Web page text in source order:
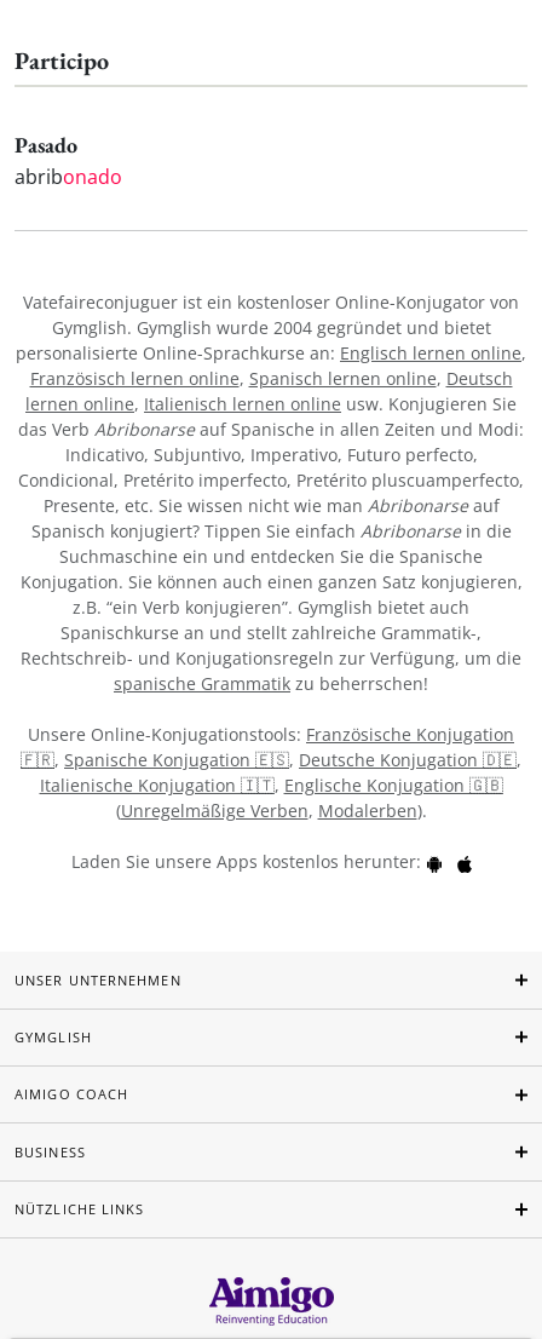
Participo
Pasado
abribonado
Vatefaireconjuguer ist ein kostenloser Online-Konjugator von
Gymglish. Gymglish wurde 2004 gegründet und bietet
personalisierte Online-Sprachkurse an: Englisch lernen online,
Französisch lernen online, Spanisch lernen online, Deutsch
lernen online, Italienisch lernen online usw. Konjugieren Sie
das Verb Abribonarseauf Spanische in allen Zeiten und Modi:
Indicativo, Subjuntivo, Imperativo, Futuro perfecto,
Condicional, Pretérito imperfecto, Pretérito pluscuamperfecto,
Presente, etc. Sie wissen nicht wie man Abribonarseauf
Spanisch konjugiert? Tippen Sie einfach Abribonarsein die
Suchmaschine ein und entdecken Sie die Spanische
Konjugation. Sie können auch einen ganzen Satz konjugieren,
z.B. “ein Verb konjugieren”. Gymglish bietet auch
Spanischkurse an und stellt zahlreiche Grammatik-,
Rechtschreib- und Konjugationsregeln zur Verfügung, um die
spanische Grammatik zu beherrschen!
Unsere Online-Konjugationstools: Französische Konjugation
🇫🇷, Spanische Konjugation 🇪🇸, Deutsche Konjugation 🇩🇪,
Italienische Konjugation 🇮🇹, Englische Konjugation 🇬🇧
(Unregelmäßige Verben, Modalerben).
Laden Sie unsere Apps kostenlos herunter:
UNSER UNTERNEHMEN
GYMGLISH
AIMIGO COACH
BUSINESS
NÜTZLICHE LINKS